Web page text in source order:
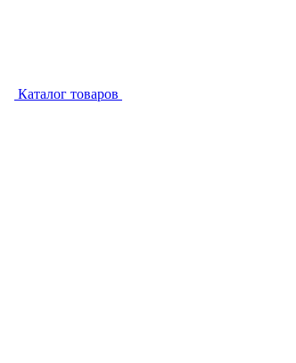
Каталог товаров